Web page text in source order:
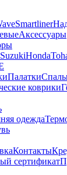
Smartliner
Аксессуары
SuzukiHonda
Палатки
коврики
одежда
Контакты
сертификат